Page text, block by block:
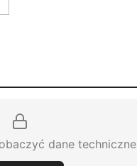
dane techniczne